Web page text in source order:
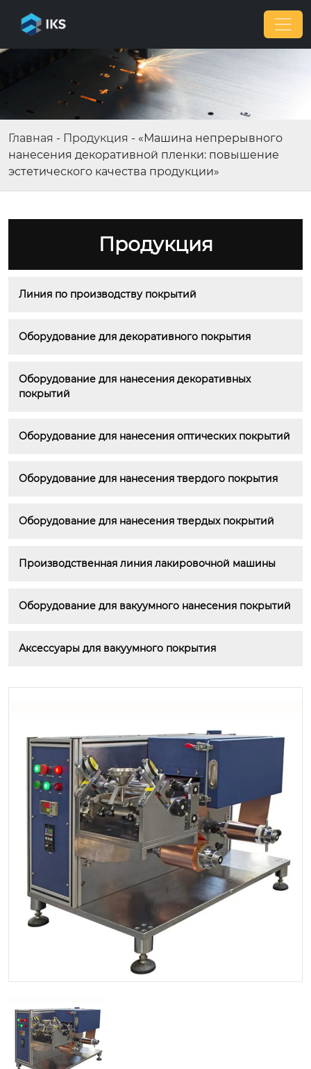
Главная - Продукция - «Машина непрерывного
нанесения декоративной пленки: повышение
эстетического качества продукции»
Продукция
Линия по производству покрытий
Оборудование для декоративного покрытия
Оборудование для нанесения декоративных
покрытий
Оборудование для нанесения оптических покрытий
Оборудование для нанесения твердого покрытия
Оборудование для нанесения твердых покрытий
Производственная линия лакировочной машины
Оборудование для вакуумного нанесения покрытий
Аксессуары для вакуумного покрытия